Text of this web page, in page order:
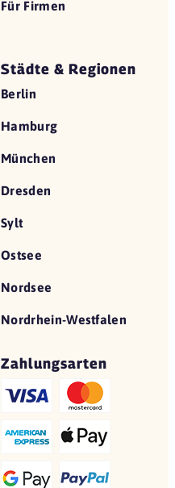
Für Firmen
Städte & Regionen
Berlin
Hamburg
München
Dresden
Sylt
Ostsee
Nordsee
Nordrhein-Westfalen
Zahlungsarten